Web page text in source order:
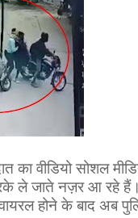
वीडियो सोशल
ले जाते नज़र आ रहे हैं।
होने के बाद अब